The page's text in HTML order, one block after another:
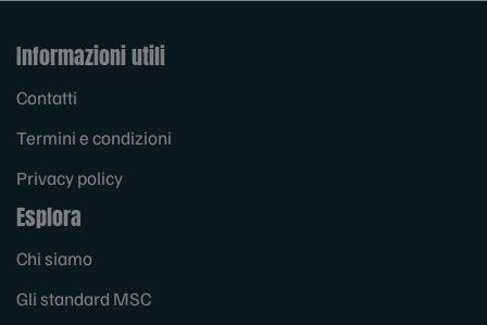
Informazioni utili
Contatti
Termini e condizioni
Privacy policy
Esplora
Chi siamo
Gli standard MSC